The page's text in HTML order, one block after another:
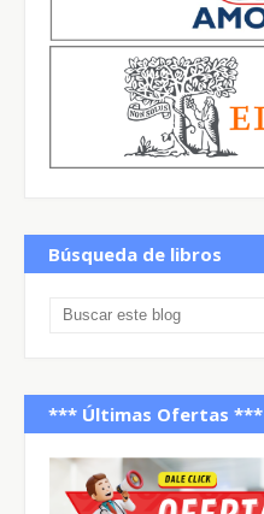
Búsqueda de libros
*** Últimas Ofertas ***